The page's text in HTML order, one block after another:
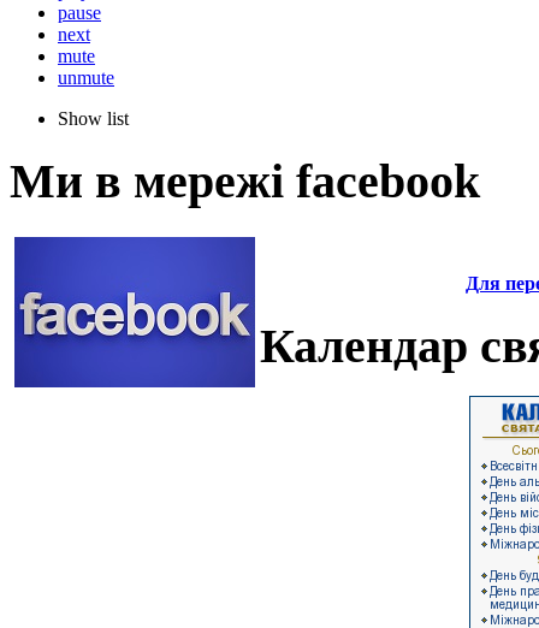
pause
next
mute
unmute
Show list
Ми в мережі facebook
Для
Календар